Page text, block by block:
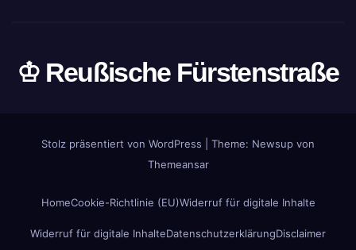
♔ Reußische Fürstenstraße
Stolz präsentiert von WordPress
Theme: Newsup von
Themeansar
HomeCookie-Richtlinie (EU)Widerruf für digitale Inhalte
Widerruf für digitale InhalteDatenschutzerklärungDisclaimer